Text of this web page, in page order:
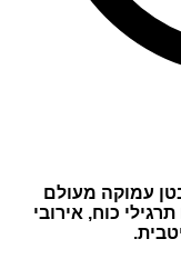
עמוקה מעולם
כוח, אירובי